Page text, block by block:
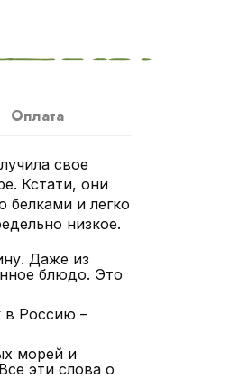
Оплата
свое
Кстати, они
белками и легко
низкое.
Даже из
блюдо. Это
в Россию –
морей и
эти слова о